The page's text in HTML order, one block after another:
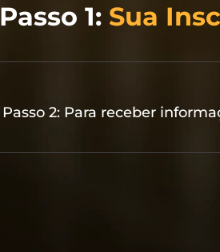
Passo 1: Sua
Passo 2: Para receber